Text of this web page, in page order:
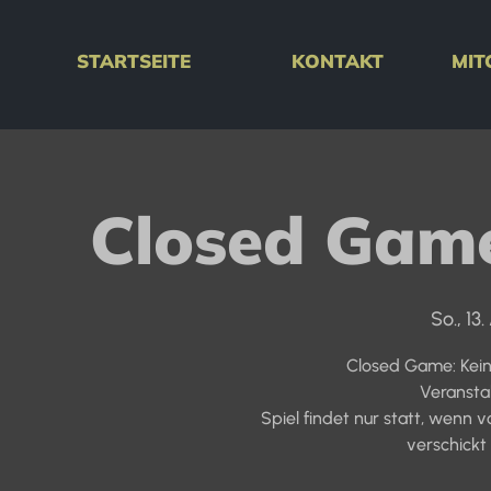
STARTSEITE KONTAKT
Closed
So.,
Closed Game:
Spiel findet nur statt, wenn
verschickt